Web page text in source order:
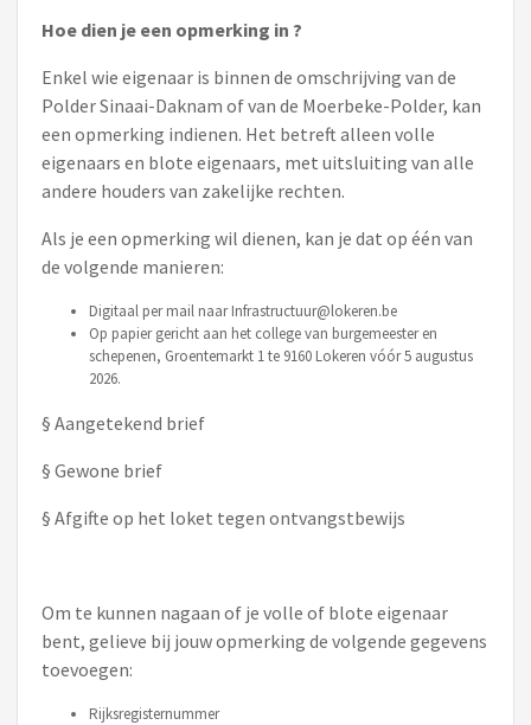
Hoe dien je een opmerking in ?
Enkel wie eigenaar is binnen de omschrijving van de
Polder Sinaai-Daknam of van de Moerbeke-Polder, kan
een opmerking indienen. Het betreft alleen volle
eigenaars en blote eigenaars, met uitsluiting van alle
andere houders van zakelijke rechten.
Als je een opmerking wil dienen, kan je dat op één van
de volgende manieren:
Digitaal per mail naar Infrastructuur@lokeren.be
Op papier gericht aan het college van burgemeester en
schepenen, Groentemarkt 1 te 9160 Lokeren vóór 5 augustus
2026.
§ Aangetekend brief
§ Gewone brief
§ Afgifte op het loket tegen ontvangstbewijs
Om te kunnen nagaan of je volle of blote eigenaar
bent, gelieve bij jouw opmerking de volgende gegevens
toevoegen:
Rijksregisternummer